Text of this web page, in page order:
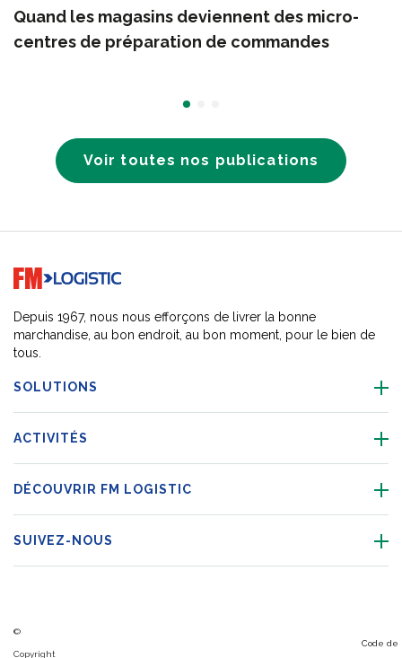
Quand les magasins deviennent des micro-
centres de préparation de commandes
Voir toutes nos publications
Go to home page
Depuis 1967, nous nous efforçons de livrer la bonne
marchandise, au bon endroit, au bon moment, pour le bien de
tous.
SOLUTIONS
ACTIVITÉS
DÉCOUVRIR FM LOGISTIC
SUIVEZ-NOUS
©
Copyright
Code de